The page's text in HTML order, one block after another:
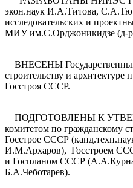
экон.наук И.А.Титова,
исследовательских и
МИУ им.С.Орджоникидзе (д-р
ВНЕСЕНЫ
строительству и
Госстроя СССР.
ПОДГОТОВЛЕНЫ К
комитетом по гражданскому
Госстрое СССР
И.М.Архаров), Госстроем
и Госпланом СССР
Б.А.Чеботарев).